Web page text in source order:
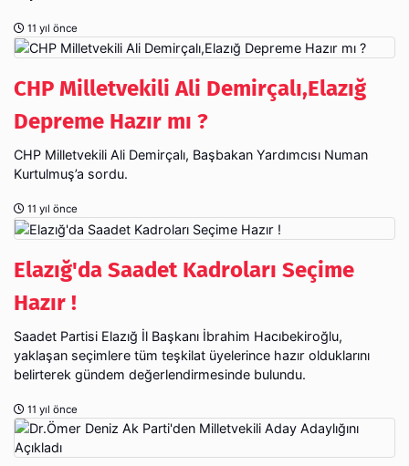
11 yıl önce
CHP Milletvekili Ali Demirçalı,Elazığ
Depreme Hazır mı ?
CHP Milletvekili Ali Demirçalı, Başbakan Yardımcısı Numan
Kurtulmuş’a sordu.
11 yıl önce
Elazığ'da Saadet Kadroları Seçime
Hazır !
Saadet Partisi Elazığ İl Başkanı İbrahim Hacıbekiroğlu,
yaklaşan seçimlere tüm teşkilat üyelerince hazır olduklarını
belirterek gündem değerlendirmesinde bulundu.
11 yıl önce